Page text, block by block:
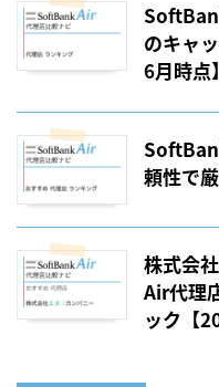
のキャ
6月時点】
頼性で
株式会
Air代理
ック【